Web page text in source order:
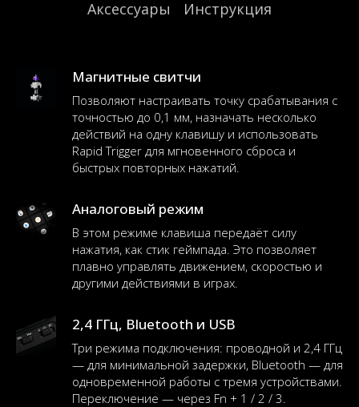
Аксессуары
Инструкция
Магнитные свитчи
Позволяют настраивать точку срабатывания с
точностью до 0,1 мм, назначать несколько
действий на одну клавишу и использовать
Rapid Trigger для мгновенного сброса и
быстрых повторных нажатий.
Аналоговый режим
В этом режиме клавиша передаёт силу
нажатия, как стик геймпада. Это позволяет
плавно управлять движением, скоростью и
другими действиями в играх.
2,4 ГГц, Bluetooth и USB
Три режима подключения: проводной и 2,4 ГГц
— для минимальной задержки, Bluetooth — для
одновременной работы с тремя устройствами.
Переключение — через Fn + 1 / 2 / 3.